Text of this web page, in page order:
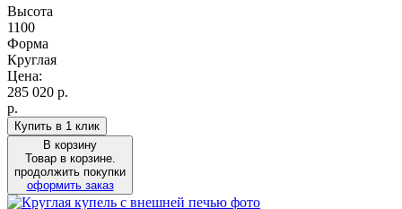
Высота
1100
Форма
Круглая
Цена:
285 020 р.
р.
Купить в 1 клик
В корзину
Товар в корзине.
продолжить покупки
оформить заказ